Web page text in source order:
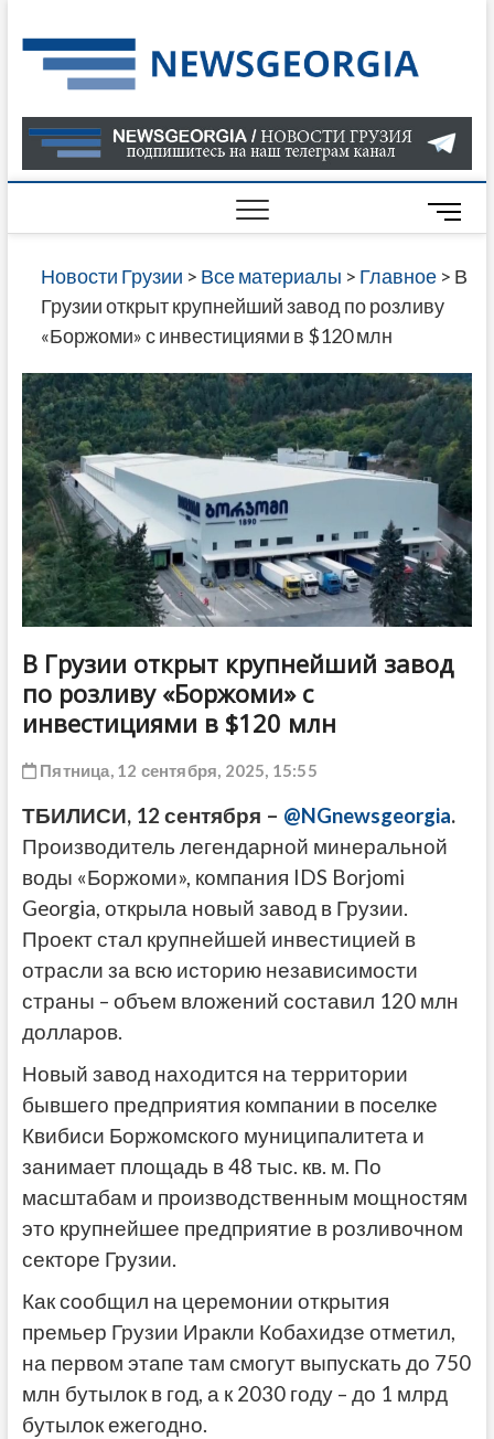
to
content
О
В
ГРУЗИИ
САЙТЕ
M
e
n
u
t
t
o
n
Новости Грузии > Все материалы > Главное> В
Грузии открыт крупнейший завод по розливу
«Боржоми» с инвестициями в $120 млн
В Грузии открыт крупнейший завод
по розливу «Боржоми» с
инвестициями в $120 млн
Пятница, 12 сентября, 2025, 15:55
ТБИЛИСИ, 12 сентября – @NGnewsgeorgia.
Производитель легендарной минеральной
воды «Боржоми», компания IDS Borjomi
Georgia, открыла новый завод в Грузии.
Проект стал крупнейшей инвестицией в
отрасли за всю историю независимости
страны – объем вложений составил 120 млн
долларов.
Новый завод находится на территории
бывшего предприятия компании в поселке
Квибиси Боржомского муниципалитета и
занимает площадь в 48 тыс. кв. м. По
масштабам и производственным мощностям
это крупнейшее предприятие в розливочном
секторе Грузии.
Как сообщил на церемонии открытия
премьер Грузии Ирaкли Кобахидзе отметил,
на первом этапе там смогут выпускать до 750
млн бутылок в год, а к 2030 году – до 1 млрд
бутылок ежегодно.